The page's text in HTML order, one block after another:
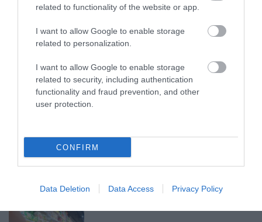
related to functionality of the website or app.
I want to allow Google to enable storage
related to personalization.
I want to allow Google to enable storage
related to security, including authentication
functionality and fraud prevention, and other
user protection.
CONFIRM
Data Deletion Data Access Privacy Policy
TANULJ NÉMETÜL OTTHONRÓL: A
2026. augusztus 07 Promóció
ÚJRAINDULNAK A KORÁBBAN
LEÁLLÍTOTT SZOLGÁLTATÁSOK AZ EGRI...
2026. augusztus 07